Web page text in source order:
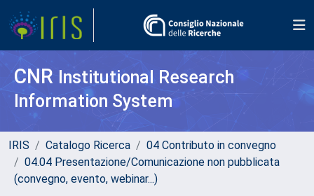
CNR Institutional Research
Information System
IRIS Catalogo Ricerca
04 Contributo in convegno
04.04 Presentazione/Comunicazione non pubblicata
(convegno, evento, webinar...)